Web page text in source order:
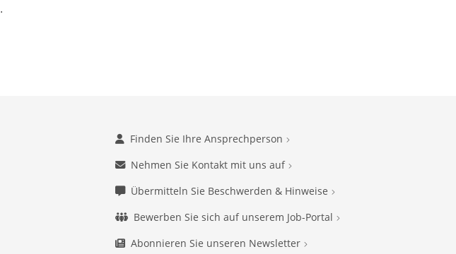
.
Finden Sie Ihre Ansprechperson
Nehmen Sie Kontakt mit uns auf
Übermitteln Sie Beschwerden & Hinweise
Bewerben Sie sich auf unserem Job-Portal
Abonnieren Sie unseren Newsletter